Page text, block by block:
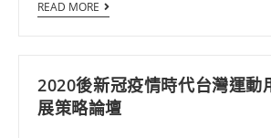
READ MORE
2020後新冠疫情時代台灣運動
展策略論壇